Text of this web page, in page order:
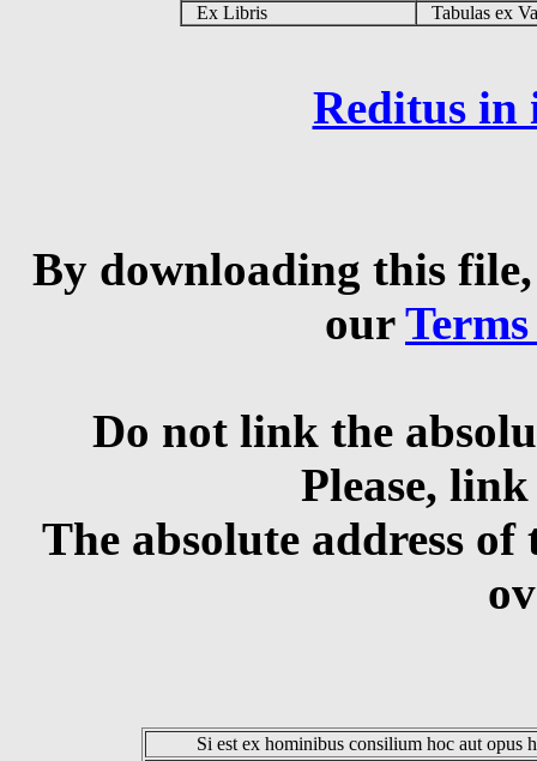
Ex Libris
Tabulas ex
Reditus in
By downloading this
our
Do not link the
Please,
The absolute address
Si est ex hominibus consilium hoc aut opus